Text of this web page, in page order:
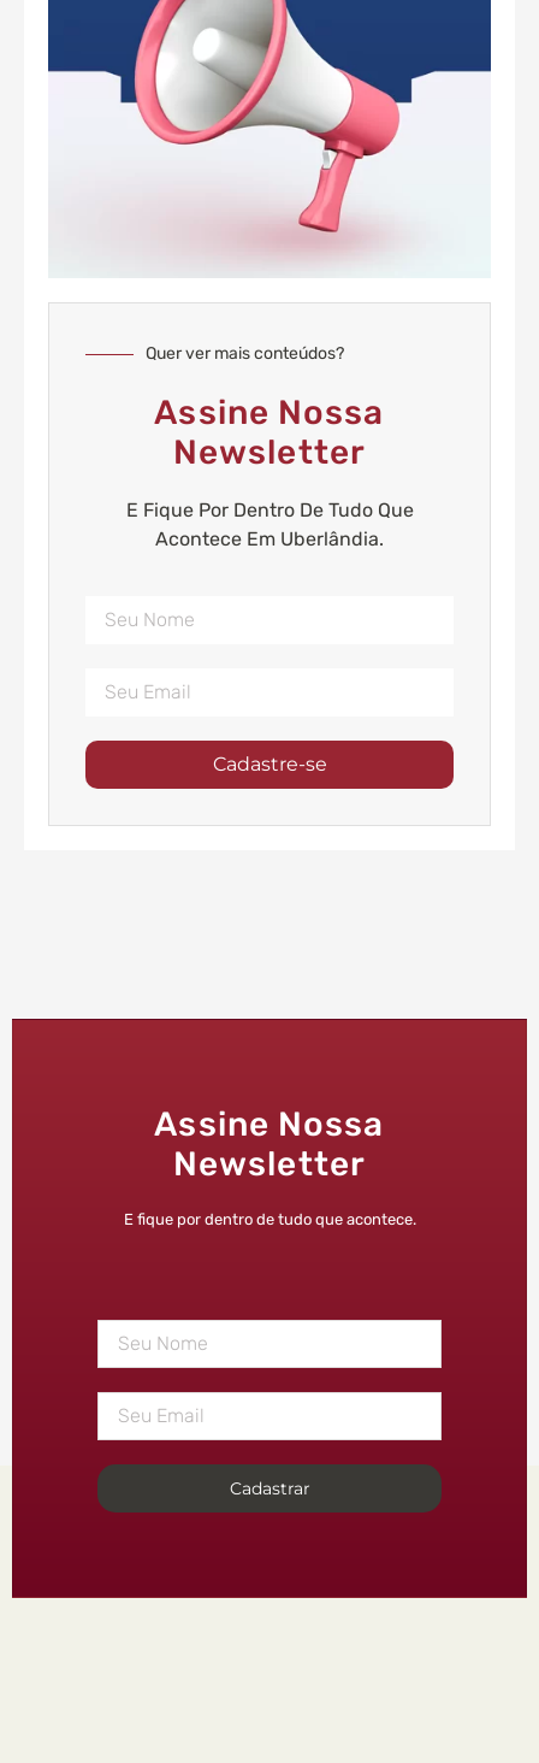
Quer ver mais conteúdos?
Assine Nossa
Newsletter
E Fique Por Dentro De Tudo Que
Acontece Em Uberlândia.
Cadastre-se
Assine Nossa
Newsletter
E fique por dentro de tudo que acontece.
Cadastrar